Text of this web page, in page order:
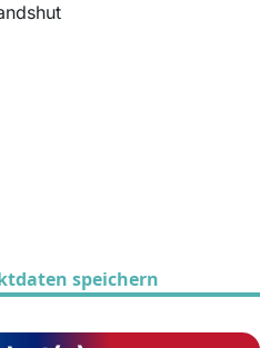
speichern